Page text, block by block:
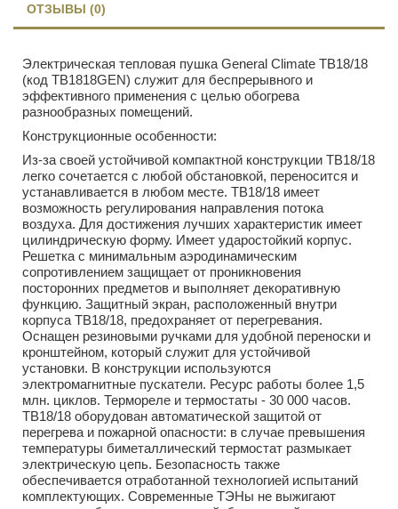
ОТЗЫВЫ (0)
Электрическая тепловая пушка General Climate ТВ18/18
(код ТВ1818GEN) служит для беспрерывного и
эффективного применения с целью обогрева
разнообразных помещений.
Конструкционные особенности:
Из-за своей устойчивой компактной конструкции ТВ18/18
легко сочетается с любой обстановкой, переносится и
устанавливается в любом месте. ТВ18/18 имеет
возможность регулирования направления потока
воздуха. Для достижения лучших характеристик имеет
цилиндрическую форму. Имеет ударостойкий корпус.
Решетка с минимальным аэродинамическим
сопротивлением защищает от проникновения
посторонних предметов и выполняет декоративную
функцию. Защитный экран, расположенный внутри
корпуса ТВ18/18, предохраняет от перегревания.
Оснащен резиновыми ручками для удобной переноски и
кронштейном, который служит для устойчивой
установки. В конструкции используются
электромагнитные пускатели. Ресурс работы более 1,5
млн. циклов. Термореле и термостаты - 30 000 часов.
ТВ18/18 оборудован автоматической защитой от
перегрева и пожарной опасности: в случае превышения
температуры биметаллический термостат размыкает
электрическую цепь. Безопасность также
обеспечивается отработанной технологией испытаний
комплектующих. Современные ТЭНы не выжигают